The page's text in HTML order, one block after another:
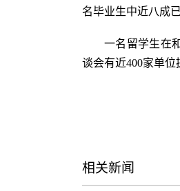
名毕业生中近八成
一名留学生在
谈会有近400家单位
相关新闻